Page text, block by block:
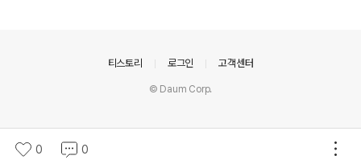
0 0
티스토리 로그인 고객센터
© Daum Corp.